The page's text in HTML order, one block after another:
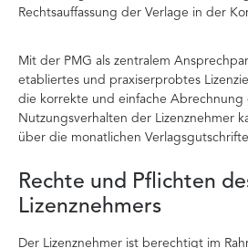
Rechtsauffassung der Verlage in der
Mit der PMG als zentralem
etabliertes und praxiserprobtes
die korrekte und einfache Abrechnung
Nutzungsverhalten der Lizenznehmer
über die monatlichen
Rechte und Pflichten
Lizenznehmers
Der Lizenznehmer ist berechtigt im